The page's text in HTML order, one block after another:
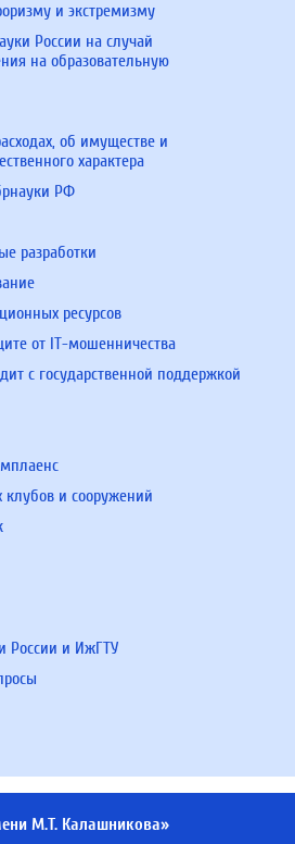
и экстремизму
России на случай
на образовательную
об имуществе и
характера
РФ
разработки
ресурсов
от IT-мошенничества
с государственной поддержкой
клубов и сооружений
России и ИжГТУ
М.Т. Калашникова»